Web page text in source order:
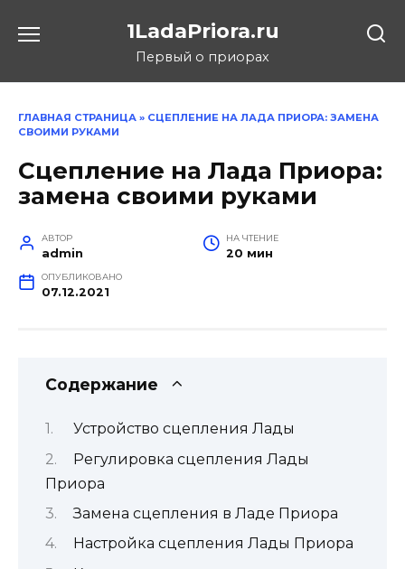
1LadaPriora.ru
Первый о приорах
ГЛАВНАЯ СТРАНИЦА » СЦЕПЛЕНИЕ НА ЛАДА ПРИОРА: ЗАМЕНА
СВОИМИ РУКАМИ
Сцепление на Лада Приора:
замена своими руками
АВТОР
admin
НА ЧТЕНИЕ
20 мин
ОПУБЛИКОВАНО
07.12.2021
Содержание
Устройство сцепления Лады
Регулировка сцепления Лады
Приора
Замена сцепления в Ладе Приора
Настройка сцепления Лады Приора